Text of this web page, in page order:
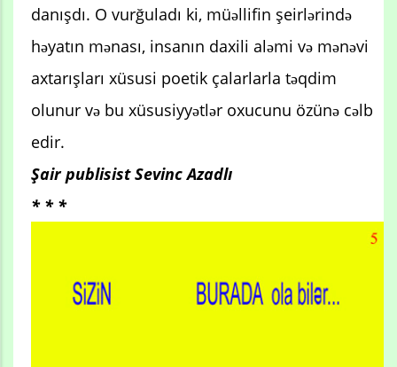
danışdı. O vurğuladı ki, müəllifin şeirlərində
həyatın mənası, insanın daxili aləmi və mənəvi
axtarışları xüsusi poetik çalarlarla təqdim
olunur və bu xüsusiyyətlər oxucunu özünə cəlb
edir.
Şair publisist Sevinc Azadlı
* * *